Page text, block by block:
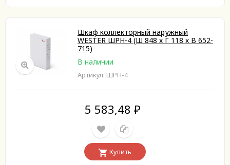
Шкаф коллекторный наружный
WESTER ШРН-4 (Ш 848 х Г 118 х В 652-
715)
В наличии
Артикул: ШРН-4
5 583,48 ₽
Купить